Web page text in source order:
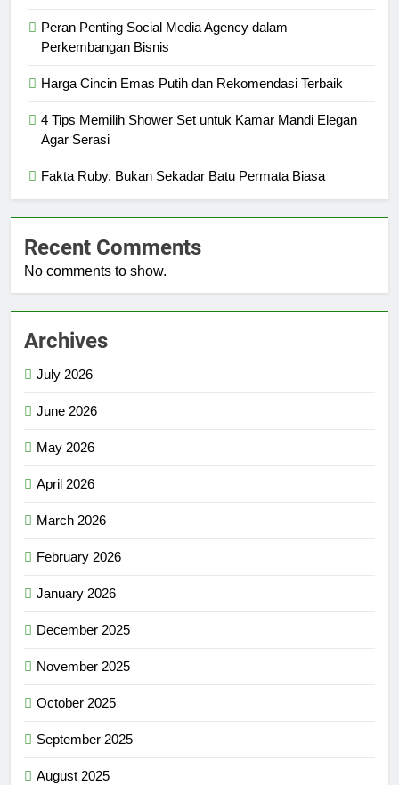
Peran Penting Social Media Agency dalam
Perkembangan Bisnis
Harga Cincin Emas Putih dan Rekomendasi Terbaik
4 Tips Memilih Shower Set untuk Kamar Mandi Elegan
Agar Serasi
Fakta Ruby, Bukan Sekadar Batu Permata Biasa
Recent Comments
No comments to show.
Archives
July 2026
June 2026
May 2026
April 2026
March 2026
February 2026
January 2026
December 2025
November 2025
October 2025
September 2025
August 2025